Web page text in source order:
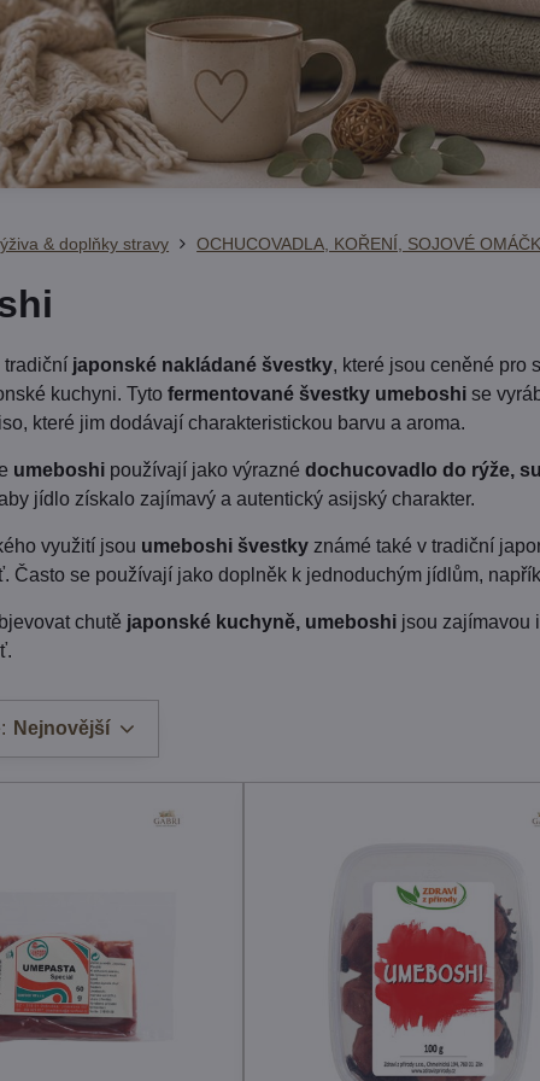
& doplňky stravy OCHUCOVADLA, KOŘENÍ, SOJOVÉ
japonské nakládané švestky, které jsou ceněné pro
kuchyni. Tyto fermentované švestky umeboshi se
které jim dodávají charakteristickou barvu a aroma.
umeboshi používají jako výraznédochucovadlo do rýže,
jídlo získalo zajímavý a autentický asijský charakter.
využití jsou umeboshi švestky známé také v tradiční
Často se používají jako doplněk k jednoduchým jídlům,
chutě japonské kuchyně, umeboshi jsou zajímavou
Nejnovější